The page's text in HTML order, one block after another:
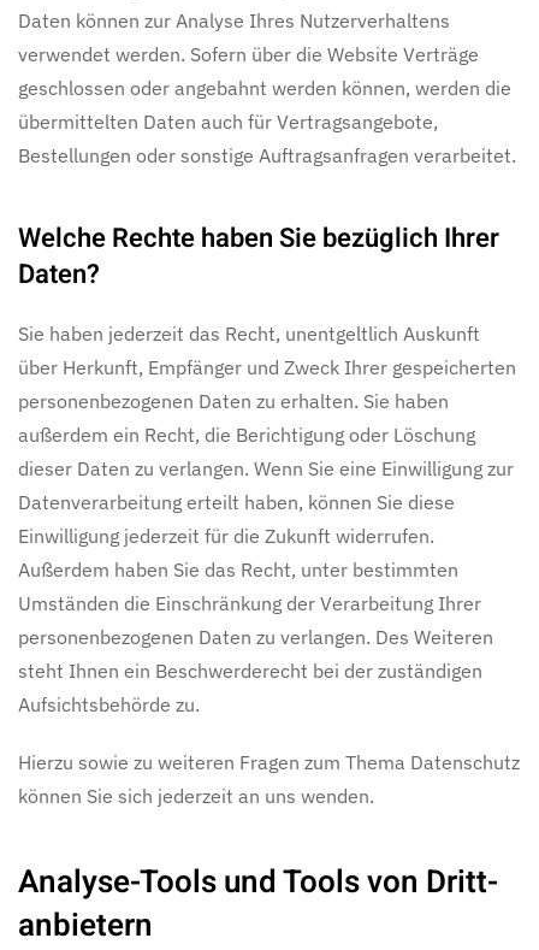
Daten können zur Analyse Ihres Nutzerverhaltens
verwendet werden. Sofern über die Website Verträge
geschlossen oder angebahnt werden können, werden die
übermittelten Daten auch für Vertragsangebote,
Bestellungen oder sonstige Auftragsanfragen verarbeitet.
Welche Rechte haben Sie bezüglich Ihrer
Daten?
Sie haben jederzeit das Recht, unentgeltlich Auskunft
über Herkunft, Empfänger und Zweck Ihrer gespeicherten
personenbezogenen Daten zu erhalten. Sie haben
außerdem ein Recht, die Berichtigung oder Löschung
dieser Daten zu verlangen. Wenn Sie eine Einwilligung zur
Datenverarbeitung erteilt haben, können Sie diese
Einwilligung jederzeit für die Zukunft widerrufen.
Außerdem haben Sie das Recht, unter bestimmten
Umständen die Einschränkung der Verarbeitung Ihrer
personenbezogenen Daten zu verlangen. Des Weiteren
steht Ihnen ein Beschwerderecht bei der zuständigen
Aufsichtsbehörde zu.
Hierzu sowie zu weiteren Fragen zum Thema Datenschutz
können Sie sich jederzeit an uns wenden.
Analyse-Tools und Tools von Dritt­
anbietern